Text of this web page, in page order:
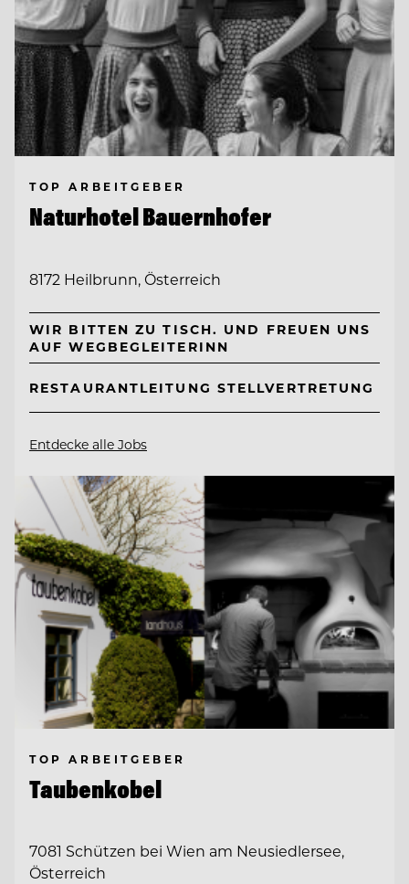
TOP ARBEITGEBER
Naturhotel Bauernhofer
8172 Heilbrunn, Österreich
WIR BITTEN ZU TISCH. UND FREUEN UNS
AUF WEGBEGLEITERINN
RESTAURANTLEITUNG STELLVERTRETUNG
Entdecke alle Jobs
TOP ARBEITGEBER
Taubenkobel
7081 Schützen bei Wien am Neusiedlersee,
Österreich